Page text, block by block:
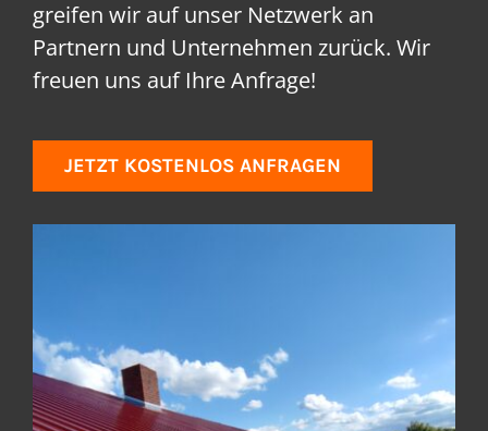
greifen wir auf unser Netzwerk an
Partnern und Unternehmen zurück. Wir
freuen uns auf Ihre Anfrage!
JETZT KOSTENLOS ANFRAGEN